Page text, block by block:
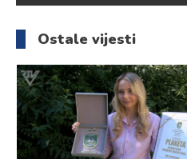
članaka
Ostale vijesti